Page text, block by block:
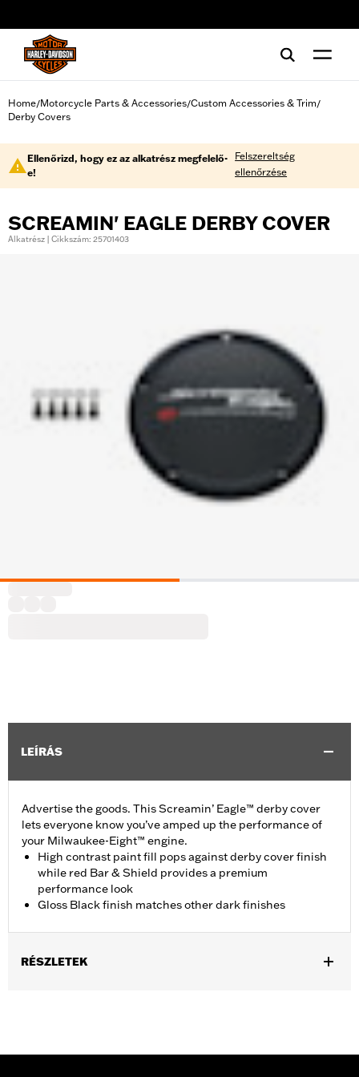
Home/Motorcycle Parts & Accessories/Custom Accessories & Trim/
Derby Covers
Ellenőrizd, hogy ez az alkatrész megfelelő-
e!
Felszereltség
ellenőrzése
SCREAMIN' EAGLE DERBY COVER
Alkatrész | Cikkszám: 25701403
LEÍRÁS
Advertise the goods. This Screamin’ Eagle™ derby cover
lets everyone know you’ve amped up the performance of
your Milwaukee-Eight™ engine.
High contrast paint fill pops against derby cover finish
while red Bar & Shield provides a premium
performance look
Gloss Black finish matches other dark finishes
RÉSZLETEK